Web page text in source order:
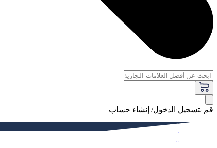
قم بتسجيل الدخول/ إنشاء حساب
فاخر
النساء
الرجال